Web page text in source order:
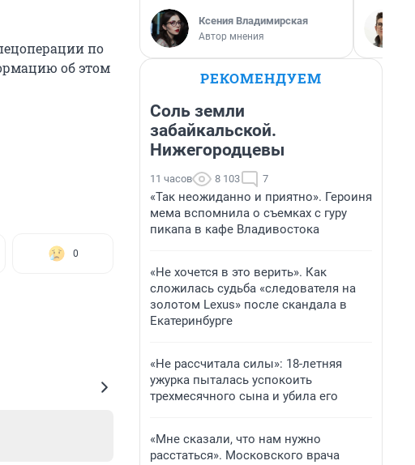
по
об этом
0
Ксения Владимирская
Автор мнения
РЕКОМЕНДУЕМ
Соль земли
забайкальской.
Нижегородцевы
11 часов 8 103 7
«Так неожиданно и приятно». Героиня
мема вспомнила о съемках с гуру
пикапа в кафе Владивостока
«Не хочется в это верить». Как
сложилась судьба «следователя на
золотом Lexus» после скандала в
Екатеринбурге
«Не рассчитала силы»: 18-летняя
ужурка пыталась успокоить
трехмесячного сына и убила его
«Мне сказали, что нам нужно
расстаться». Московского врача